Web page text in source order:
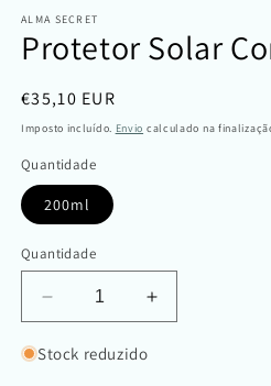
ALMA SECRET
Protetor Solar
Preço
normal
€35,10 EUR
Imposto incluído. Envio calculado na
Quantidade
200ml
Quantidade
Diminuir
a
quantidade
Aumentar
a
Stock reduzido